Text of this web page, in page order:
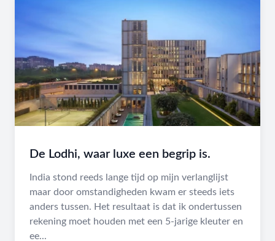
De Lodhi, waar luxe een begrip is.
India stond reeds lange tijd op mijn verlanglijst
maar door omstandigheden kwam er steeds iets
anders tussen. Het resultaat is dat ik ondertussen
rekening moet houden met een 5-jarige kleuter en
ee...